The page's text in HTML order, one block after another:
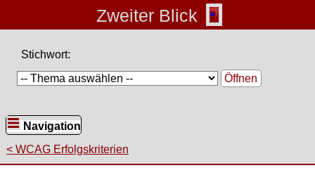
Zweiter Blick
Stichwort:
Öffnen
Navigation
WCAG Erfolgskriterien